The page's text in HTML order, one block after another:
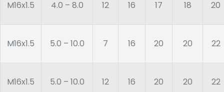
M16x1.5 4.0 – 8.0 12 16 17 18 20
M16x1.5 5.0 – 10.0 7 16 20 20 22
M16x1.5 5.0 – 10.0 12 16 20 20 22